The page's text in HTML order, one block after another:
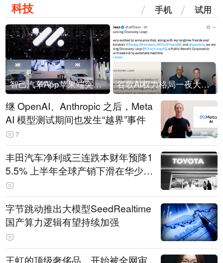
科技 手机 试用
智己汽车App苹果端突然“下架” 谷歌AI权力格局一夜大洗牌
继 OpenAI、Anthropic 之后，Meta
AI 模型测试期间也发生“越界”事件
7
丰田汽车净利或三连跌本财年预降1
5.5% 上半年全球产销下滑在华少卖
14.3万辆
字节跳动推出大模型SeedRealtime
国产算力逻辑有望持续加强
王虹的顶级奢侈品，开始被全网审